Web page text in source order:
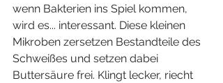
wenn Bakterien ins Spiel kommen,
wird es... interessant. Diese kleinen
Mikroben zersetzen Bestandteile des
Schweißes und setzen dabei
Buttersäure frei. Klingt lecker, riecht